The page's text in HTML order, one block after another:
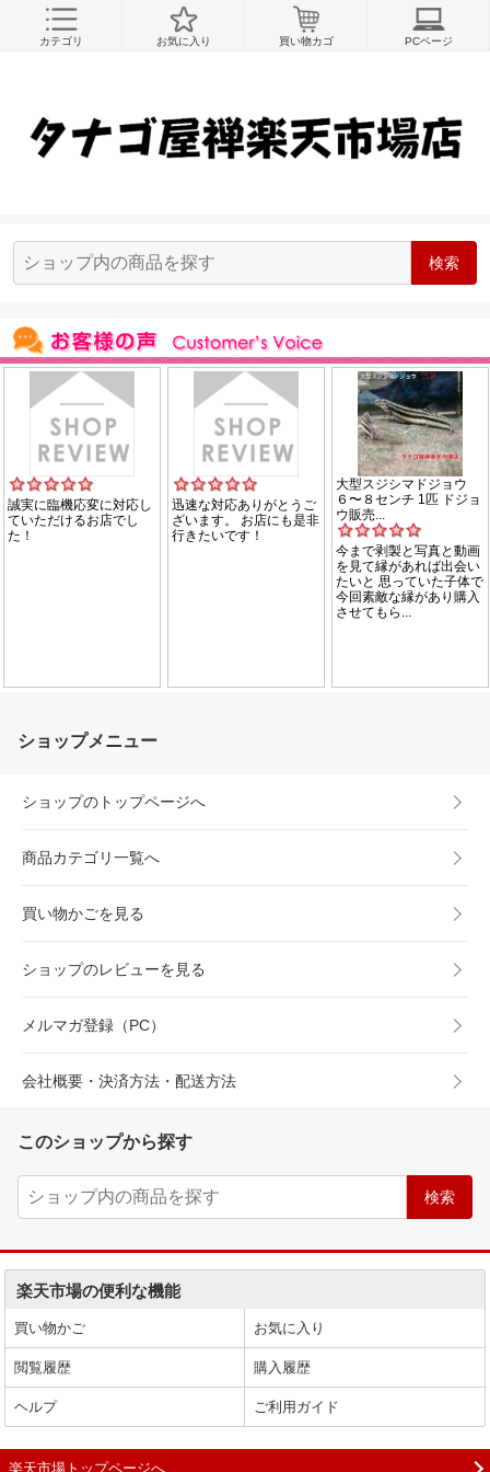
カテゴリ お気に入り 買い物カゴ PCページ
ショップメニュー
ショップのトップページへ
商品カテゴリ一覧へ
買い物かごを見る
ショップのレビューを見る
メルマガ登録（PC）
会社概要・決済方法・配送方法
このショップから探す
楽天市場の便利な機能
買い物かご お気に入り
閲覧履歴 購入履歴
ヘルプ ご利用ガイド
楽天市場トップページへ